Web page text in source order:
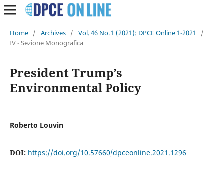
Home / Archives / Vol. 46 No. 1 (2021): DPCE Online 1-2021
/
IV - Sezione Monografica
President Trump’s
Environmental Policy
Roberto Louvin
DOI: https://doi.org/10.57660/dpceonline.2021.1296